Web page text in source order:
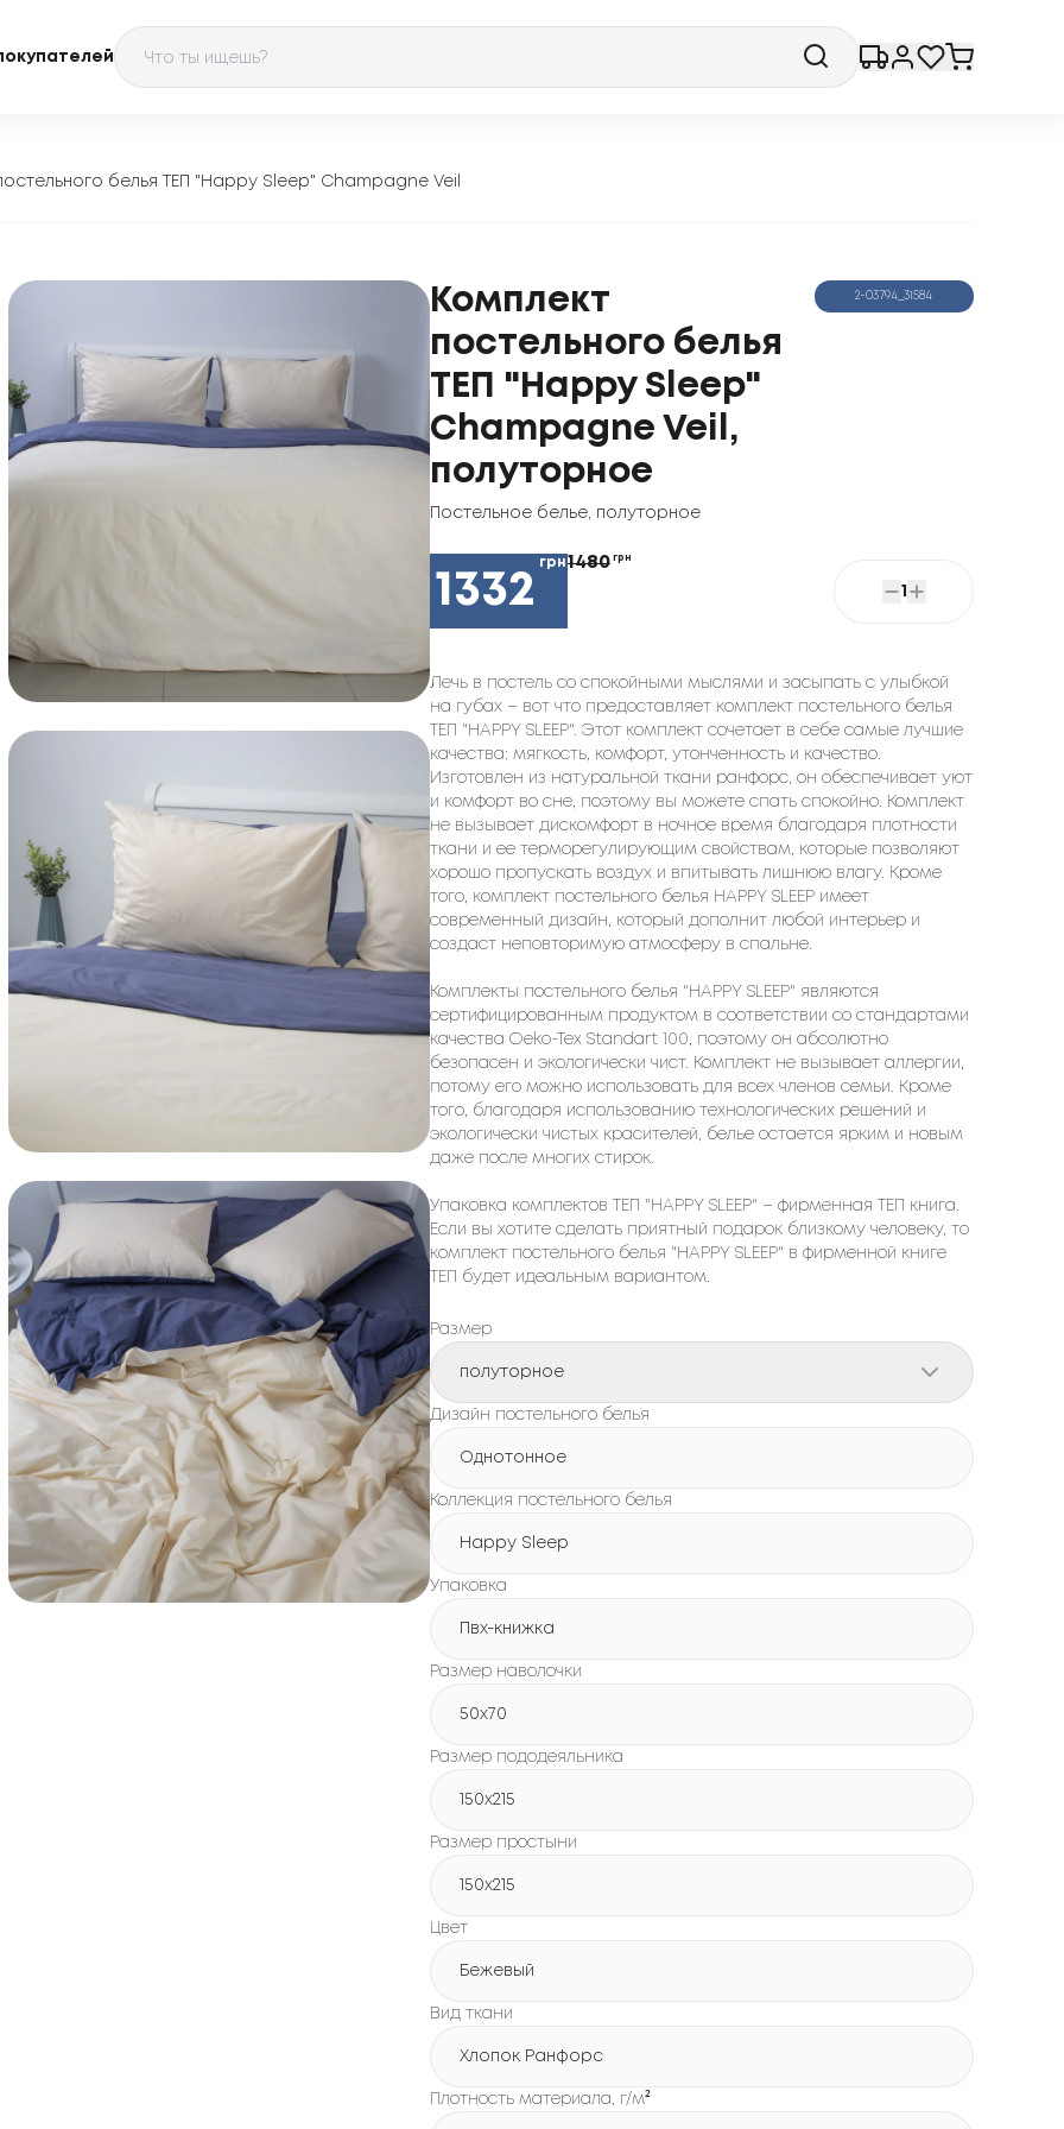
белья ТЕП "Happy Sleep" Champagne Veil
Комплект
постельного белья
ТЕП "Happy Sleep"
Champagne Veil,
полуторное
Постельное белье полуторное
2-03794_31584
1332
грн1480 грн
1
Лечь в постель со спокойными мыслями и засыпать с улыбкой
на губах – вот что предоставляет комплект постельного белья
ТЕП "HAPPY SLEEP". Этот комплект сочетает в себе самые лучшие
качества: мягкость, комфорт, утонченность и качество.
Изготовлен из натуральной ткани ранфорс, он обеспечивает уют
и комфорт во сне, поэтому вы можете спать спокойно. Комплект
не вызывает дискомфорт в ночное время благодаря плотности
ткани и ее терморегулирующим свойствам, которые позволяют
хорошо пропускать воздух и впитывать лишнюю влагу. Кроме
того, комплект постельного белья HAPPY SLEEP имеет
современный дизайн, который дополнит любой интерьер и
создаст неповторимую атмосферу в спальне.
Комплекты постельного белья "HAPPY SLEEP" являются
сертифицированным продуктом в соответствии со стандартами
качества Oeko-Tex Standart 100, поэтому он абсолютно
безопасен и экологически чист. Комплект не вызывает аллергии,
потому его можно использовать для всех членов семьи. Кроме
того, благодаря использованию технологических решений и
экологически чистых красителей, белье остается ярким и новым
даже после многих стирок.
Упаковка комплектов ТЕП "HAPPY SLEEP" – фирменная ТЕП книга.
Если вы хотите сделать приятный подарок близкому человеку, то
комплект постельного белья "HAPPY SLEEP" в фирменной книге
ТЕП будет идеальным вариантом.
Размер
полуторное
Дизайн постельного белья
Однотонное
Коллекция постельного белья
Happy Sleep
Упаковка
Пвх-книжка
Размер наволочки
50x70
Размер пододеяльника
150х215
Размер простыни
150х215
Цвет
Бежевый
Вид ткани
Хлопок Ранфорс
Плотность материала, г/м²